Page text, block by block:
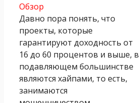
Обзор
Давно пора понять, что
проекты, которые
гарантируют доходность от
16 до 60 процентов и выше, в
подавляющем большинстве
являются хайпами, то есть,
занимаются